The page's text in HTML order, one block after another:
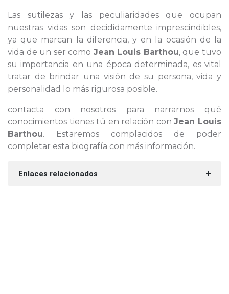
Las sutilezas y las peculiaridades que ocupan
nuestras vidas son decididamente imprescindibles,
ya que marcan la diferencia, y en la ocasión de la
vida de un ser como Jean Louis Barthou, que tuvo
su importancia en una época determinada, es vital
tratar de brindar una visión de su persona, vida y
personalidad lo más rigurosa posible.
contacta con nosotros para narrarnos qué
conocimientos tienes tú en relación conJean Louis
Barthou. Estaremos complacidos de poder
completar esta biografía con más información.
Enlaces relacionados